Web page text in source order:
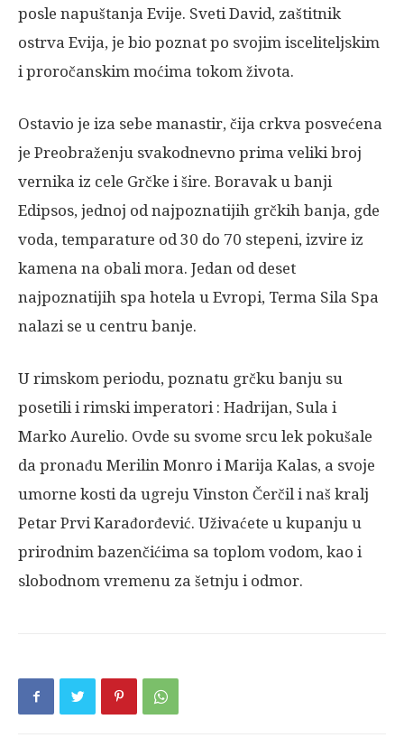
posle napuštanja Evije. Sveti David, zaštitnik
ostrva Evija, je bio poznat po svojim isceliteljskim
i proročanskim moćima tokom života.
Ostavio je iza sebe manastir, čija crkva posvećena
je Preobraženju svakodnevno prima veliki broj
vernika iz cele Grčke i šire. Boravak u banji
Edipsos, jednoj od najpoznatijih grčkih banja, gde
voda, temparature od 30 do 70 stepeni, izvire iz
kamena na obali mora. Jedan od deset
najpoznatijih spa hotela u Evropi, Terma Sila Spa
nalazi se u centru banje.
U rimskom periodu, poznatu grčku banju su
posetili i rimski imperatori : Hadrijan, Sula i
Marko Aurelio. Ovde su svome srcu lek pokušale
da pronađu Merilin Monro i Marija Kalas, a svoje
umorne kosti da ugreju Vinston Čerčil i naš kralj
Petar Prvi Karađorđević. Uživaćete u kupanju u
prirodnim bazenčićima sa toplom vodom, kao i
slobodnom vremenu za šetnju i odmor.